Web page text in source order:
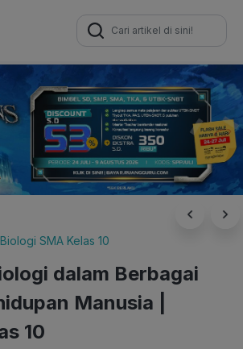
Search
for:
Biologi SMA Kelas 10
dalam Berbagai
Manusia |
10